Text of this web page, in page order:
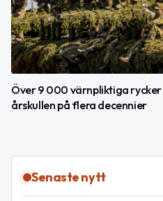
Över 9 000 värnpliktiga
årskullen på flera decennier
Senaste nytt